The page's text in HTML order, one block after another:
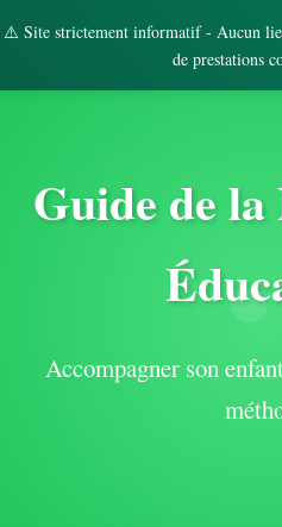
⚠️ Site strictement informatif - Aucun
de prestations
Guide de
Accompagner son